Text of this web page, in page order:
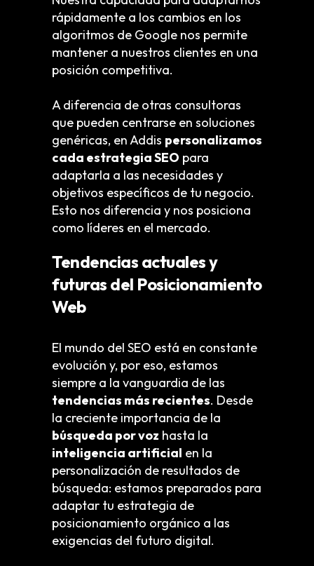
rápidamente a los cambios en los
algoritmos de Google nos permite
mantener a nuestros clientes en una
posición competitiva.
A diferencia de otras consultoras
que pueden centrarse en soluciones
genéricas, en Addis personalizamos
cada estrategia SEO para
adaptarla a las necesidades y
objetivos específicos de tu negocio.
Esto nos diferencia y nos posiciona
como líderes en el mercado.
Tendencias actuales y
futuras del Posicionamiento
Web
El mundo del SEO está en constante
evolución y, por eso, estamos
siempre a la vanguardia de las
tendencias más recientes. Desde
la creciente importancia de la
búsqueda por voz hasta la
inteligencia artificial en la
personalización de resultados de
búsqueda: estamos preparados para
adaptar tu estrategia de
posicionamiento orgánico a las
exigencias del futuro digital.